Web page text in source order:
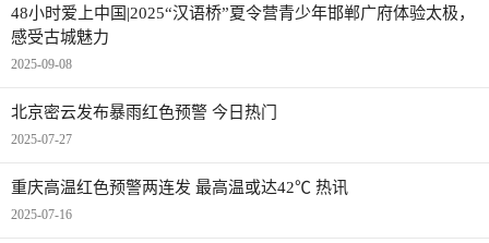
48小时爱上中国|2025“汉语桥”夏令营青少年邯郸广府体验太极，
感受古城魅力
2025-09-08
北京密云发布暴雨红色预警 今日热门
2025-07-27
重庆高温红色预警两连发 最高温或达42℃ 热讯
2025-07-16